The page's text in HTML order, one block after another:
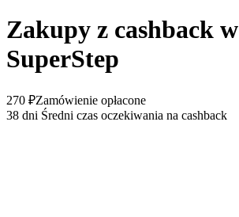
Zakupy z cashback w
SuperStep
270 ₽Zamówienie opłacone
38 dni Średni czas oczekiwania na cashback